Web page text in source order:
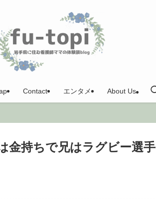
Contact エンタメ About Us
金持ちで兄はラグビー選手